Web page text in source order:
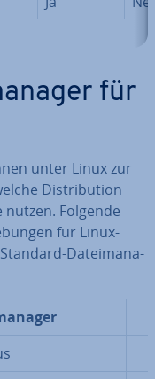
für
unter Linux zur
Dis­tri­bu­ti­on
Folgende
für Linux-
Da­tei­ma­na­